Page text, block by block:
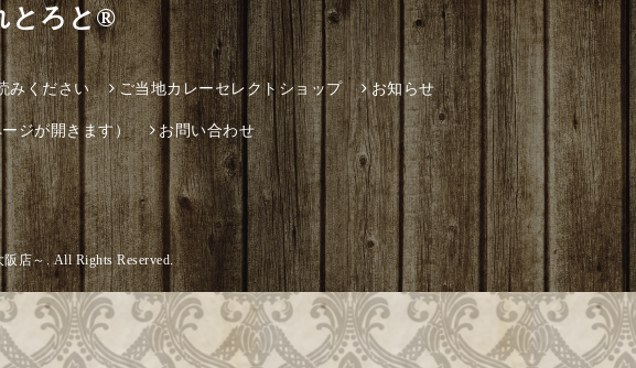
とろと®
みください ご当地カレーセレクトショップ お知らせ
ジが開きます） お問い合わせ
店～. All Rights Reserved.